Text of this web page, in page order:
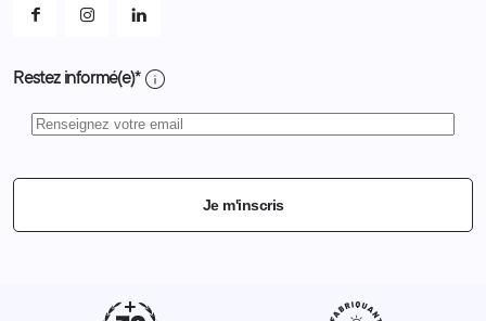
Restez informé(e)* info
Je m'inscris